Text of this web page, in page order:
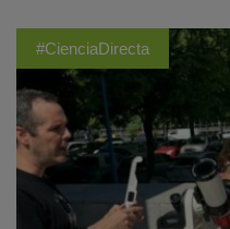
#CienciaDirecta